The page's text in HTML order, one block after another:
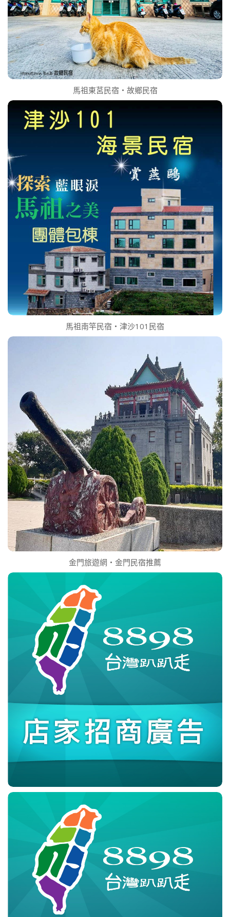
馬祖東莒民宿‧故鄉民宿
馬祖南竿民宿‧津沙101民宿
金門旅遊網‧金門民宿推薦